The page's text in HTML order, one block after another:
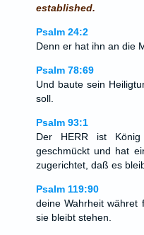
established.
Psalm 24:2
Denn er hat ihn an die
Psalm 78:69
Und baute sein
soll.
Psalm 93:1
Der HERR ist
geschmückt und hat
zugerichtet, daß es
Psalm 119:90
deine Wahrheit
sie bleibt stehen.